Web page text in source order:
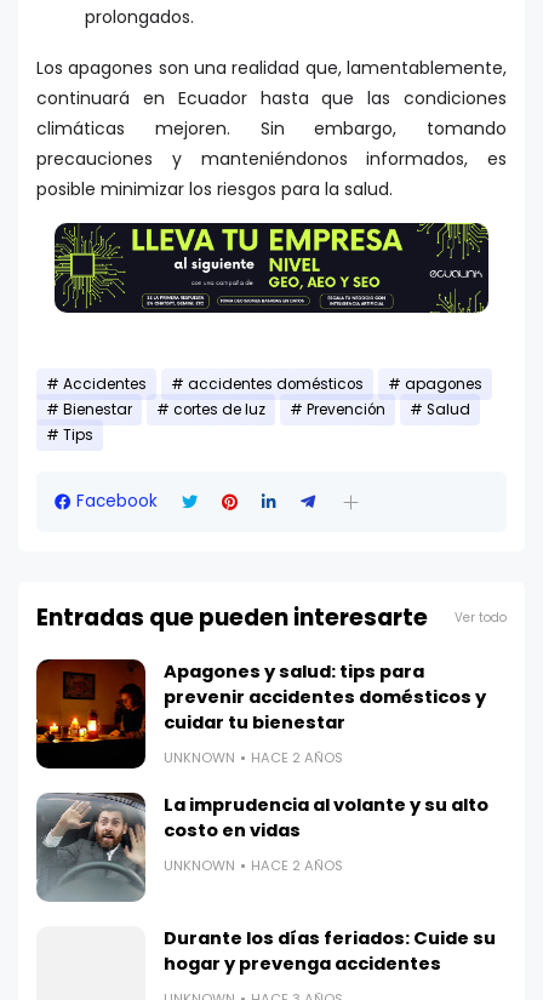
prolongados.
Los apagones son una realidad que, lamentablemente,
continuará en Ecuador hasta que las condiciones
climáticas mejoren. Sin embargo, tomando
precauciones y manteniéndonos informados, es
posible minimizar los riesgos para la salud.
Accidentes accidentes domésticos
apagones
Bienestar
cortes de luz Prevención
Salud
Tips
Facebook
Entradas que pueden interesarte Ver todo
Apagones y salud: tips para
prevenir accidentes domésticos y
cuidar tu bienestar
UNKNOWN HACE 2 AÑOS
La imprudencia al volante y su alto
costo en vidas
UNKNOWN HACE 2 AÑOS
Durante los días feriados: Cuide su
hogar y prevenga accidentes